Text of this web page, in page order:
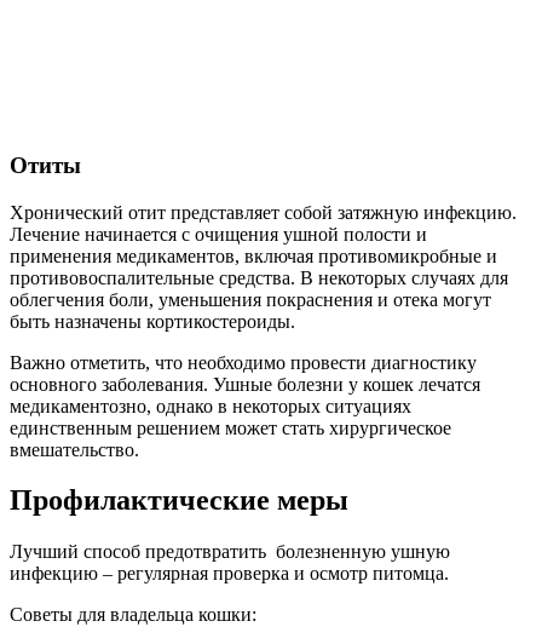
Отиты
Хронический отит представляет собой затяжную инфекцию.
Лечение начинается с очищения ушной полости и
применения медикаментов, включая противомикробные и
противовоспалительные средства. В некоторых случаях для
облегчения боли, уменьшения покраснения и отека могут
быть назначены кортикостероиды.
Важно отметить, что необходимо провести диагностику
основного заболевания. Ушные болезни у кошек лечатся
медикаментозно, однако в некоторых ситуациях
единственным решением может стать хирургическое
вмешательство.
Профилактические меры
Лучший способ предотвратить болезненную ушную
инфекцию – регулярная проверка и осмотр питомца.
Советы для владельца кошки: